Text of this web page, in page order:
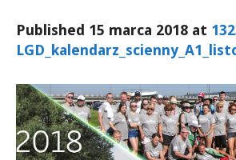
Published 15 marca 2018 at